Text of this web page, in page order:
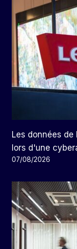
Les données
lors d'une
07/08/2026